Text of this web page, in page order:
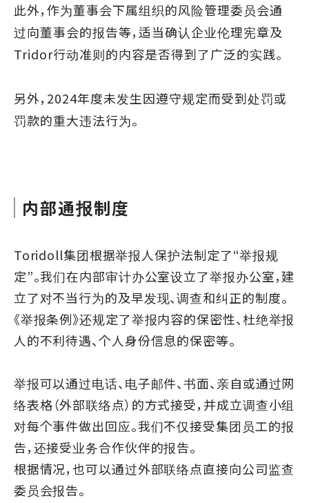
此外，作为董事会下属组织的风险管理委员会通
过向董事会的报告等，适当确认企业伦理宪章及
Tridor行动准则的内容是否得到了广泛的实践。
另外，2024年度未发生因遵守规定而受到处罚或
罚款的重大违法行为。
内部通报制度
Toridoll集团根据举报人保护法制定了“举报规
定”。我们在内部审计办公室设立了举报办公室，建
立了对不当行为的及早发现、调查和纠正的制度。
《举报条例》还规定了举报内容的保密性、杜绝举报
人的不利待遇、个人身份信息的保密等。
举报可以通过电话、电子邮件、书面、亲自或通过网
络表格（外部联络点）的方式接受，并成立调查小组
对每个事件做出回应。我们不仅接受集团员工的报
告，还接受业务合作伙伴的报告。
根据情况，也可以通过外部联络点直接向公司监查
委员会报告。